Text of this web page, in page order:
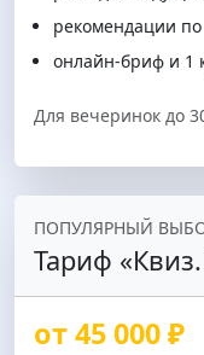
рекомендации
онлайн‑бриф и 1
Для вечеринок до
ПОПУЛЯРНЫЙ
Тариф
от 45 000 ₽